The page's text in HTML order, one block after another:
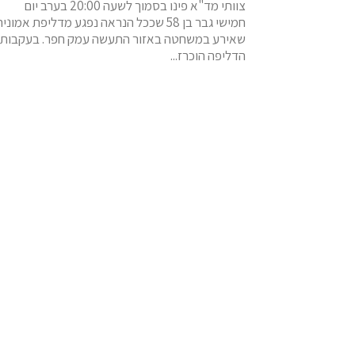
צוותי מד"א פינו בסמוך לשעה 20:00 בערב יום
חמישי גבר בן 58 שככל הנראה נפגע מדליפת
שאירע במשחטה באזור התעשה עמק חפר. בעקבות
הדליפה הוכרז...